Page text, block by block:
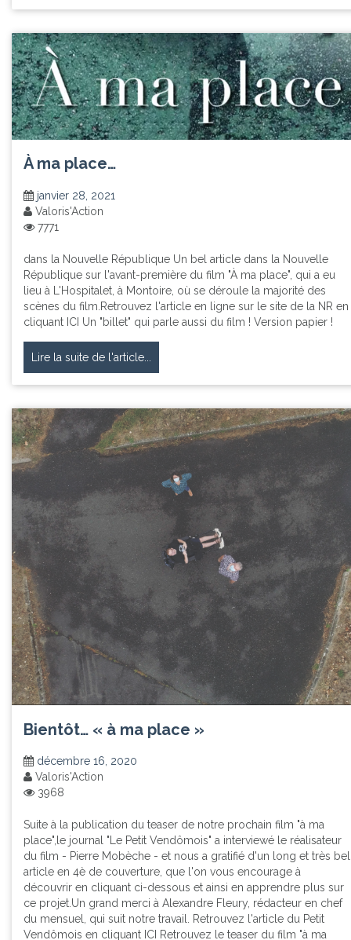
À ma place…
janvier 28, 2021
Valoris'Action
7771
dans la Nouvelle République Un bel article dans la Nouvelle
République sur l'avant-première du film "À ma place", qui a eu
lieu à L'Hospitalet, à Montoire, où se déroule la majorité des
scènes du film.Retrouvez l'article en ligne sur le site de la NR en
cliquant ICI Un "billet" qui parle aussi du film ! Version papier !
Lire la suite de l'article...
Bientôt… « à ma place »
décembre 16, 2020
Valoris'Action
3968
Suite à la publication du teaser de notre prochain film "à ma
place",le journal "Le Petit Vendômois" a interviewé le réalisateur
du film - Pierre Mobèche - et nous a gratifié d'un long et très bel
article en 4è de couverture, que l'on vous encourage à
découvrir en cliquant ci-dessous et ainsi en apprendre plus sur
ce projet.Un grand merci à Alexandre Fleury, rédacteur en chef
du mensuel, qui suit notre travail. Retrouvez l'article du Petit
Vendômois en cliquant ICI Retrouvez le teaser du film "à ma